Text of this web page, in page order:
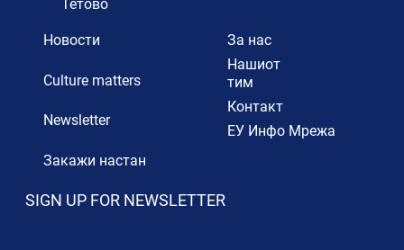
Тетово
Новости
Culture matters
Newsletter
Закажи настан
За нас
Нашиот
тим
Контакт
ЕУ Инфо Мрежа
SIGN UP FOR NEWSLETTER